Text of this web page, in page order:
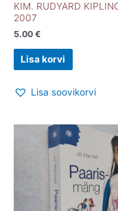
KIM. RUDYARD
2007
5.00 €
Lisa korvi
Lisa soovikorvi